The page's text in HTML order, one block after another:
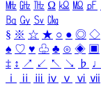
㎒ ㎓ ㎔ Ω ㏀ ㏁ ㎊
㏃ ㏉ ㏜ ㏆
§ ※ ☆ ★ ○ ● ◎ ◇
♠ ♡ ♥ ♧ ♣ ⊙ ◈ ▣
‡ ↕ ↗ ↙ ↖ ↘ ♭ ♩
ⅰ
ⅱ ⅲ ⅳ ⅴ ⅵ ⅶ